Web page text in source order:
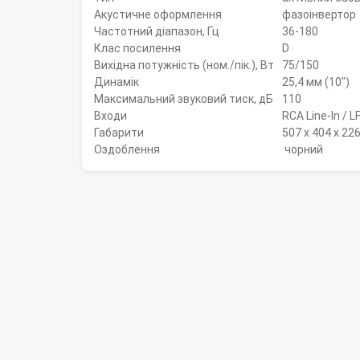
Акустичне оформлення
фазоінвертор
Частотний діапазон, Гц
36-180
Клас посилення
D
Вихідна потужність (ном./пік.), Вт
75/150
Динамік
25,4 мм (10")
Максимальний звуковий тиск, дБ
110
Входи
RCA Line-In /
Габарити
507 x 404 x
Оздоблення
чорний